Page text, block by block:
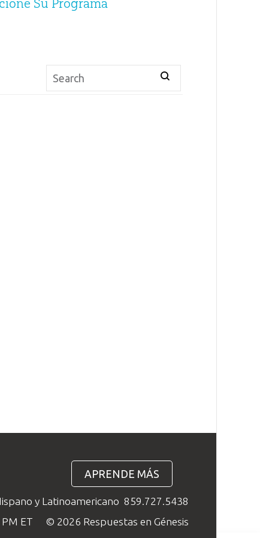
Su Programa
APRENDE MÁS
y Latinoamericano 859.727.5438
ET
© 2026 Respuestas en Génesis